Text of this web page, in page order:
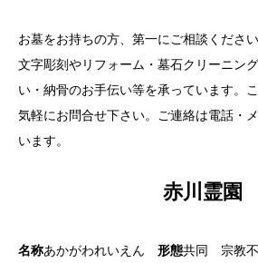
お墓をお持ちの方、第一にご相談くださ
文字彫刻やリフォーム・墓石クリーニン
い・納骨のお手伝い等を承っています。
気軽にお問合せ下さい。ご連絡は電話・
います。
赤川霊園
名称あかがわれいえん 形態共同 宗教